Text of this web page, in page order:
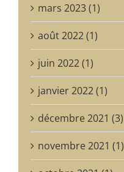
mars 2023 (1)
août 2022 (1)
juin 2022 (1)
janvier 2022 (1)
décembre 2021 (3)
novembre 2021 (1)